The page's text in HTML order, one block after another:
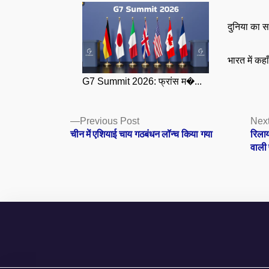
G7 Summit 2026: फ्रांस म�...
दुनिया का
भारत में
Posts
navigation
Previous PostPrevious
post:
चीन में एशियाई चाय गठबंधन लॉन्च किया गया